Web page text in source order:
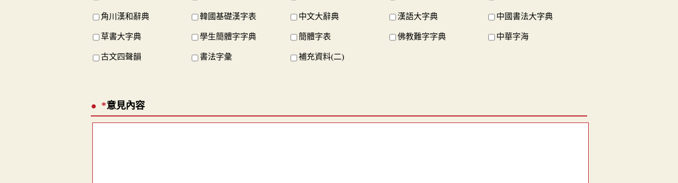
角川漢和辭典 韓國基礎漢字表 中文大辭典 漢語大字典 中國書法大字典
草書大字典 學生簡體字字典 簡體字表 佛教難字字典 中華字海
古文四聲韻 書法字彙 補充資料(二)
*意見內容